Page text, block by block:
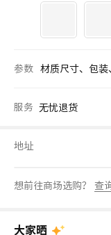
参数 材质尺寸、包
服务 无忧退货
地址
想前往商场选购？ 查
大家晒